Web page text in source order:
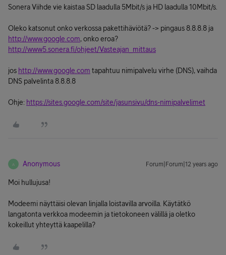
Sonera Viihde vie kaistaa SD laadulla 5Mbit/s ja HD laadulla 10Mbit/s.
Oleko katsonut onko verkossa pakettihäviötä? -> pingaus 8.8.8.8 ja
http://www.google.com, onko eroa?
http://www5.sonera.fi/ohjeet/Vasteajan_mittaus
jos http://www.google.com tapahtuu nimipalvelu virhe (DNS), vaihda
DNS palvelinta 8.8.8.8
Ohje: https://sites.google.com/site/jasunsivu/dns-nimipalvelimet
A Anonymous Forum|Forum|12 years ago
Moi hullujusa!
Modeemi näyttäisi olevan linjalla loistavilla arvoilla. Käytätkö
langatonta verkkoa modeemin ja tietokoneen välillä ja oletko
kokeillut yhteyttä kaapelilla?